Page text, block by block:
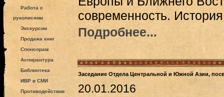
Работа с
рукописями
Экскурсии
Продажа книг
Спонсорам
Аспирантура
Библиотека
ИВР в СМИ
Противодействие
современность.
Подробнее...
Заседание Отдела Центральной и Южной Азии,
20.01.2016